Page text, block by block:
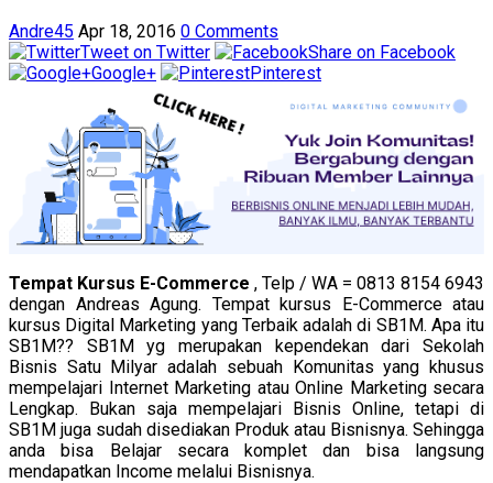
Andre45 Apr 18, 2016 0 Comments
Tweet on Twitter
Share on Facebook
Google+
Pinterest
Tempat Kursus E-Commerce , Telp / WA = 0813 8154 6943
dengan Andreas Agung. Tempat kursus E-Commerce atau
kursus Digital Marketing yang Terbaik adalah di SB1M. Apa itu
SB1M?? SB1M yg merupakan kependekan dari Sekolah
Bisnis Satu Milyar adalah sebuah Komunitas yang khusus
mempelajari Internet Marketing atau Online Marketing secara
Lengkap. Bukan saja mempelajari Bisnis Online, tetapi di
SB1M juga sudah disediakan Produk atau Bisnisnya. Sehingga
anda bisa Belajar secara komplet dan bisa langsung
mendapatkan Income melalui Bisnisnya.